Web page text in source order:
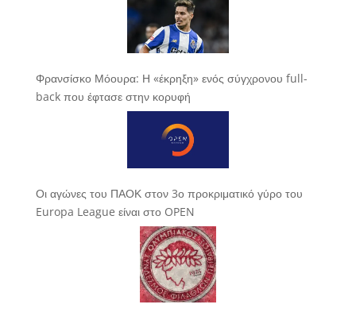
Φρανσίσκο Μόουρα: Η «έκρηξη» ενός σύγχρονου full-
back που έφτασε στην κορυφή
Οι αγώνες του ΠΑΟΚ στον 3ο προκριματικό γύρο του
Europa League είναι στο OPEN